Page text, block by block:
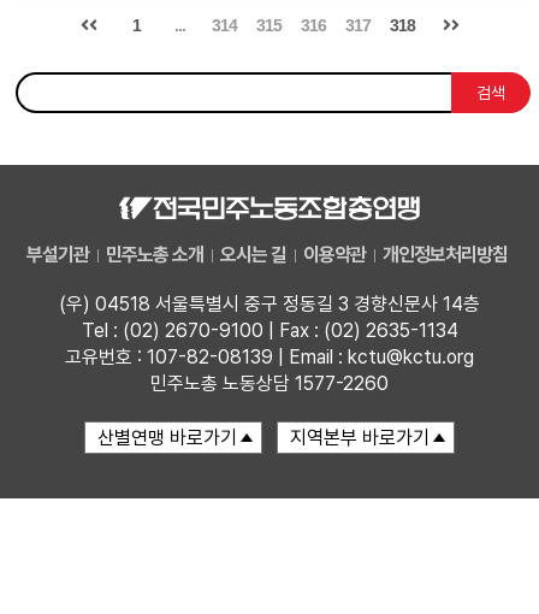
1 ... 314 315 316 317 318
검색
부설기관 민주노총 소개 오시는 길 이용약관 개인정보처리방침
(우) 04518 서울특별시 중구 정동길 3 경향신문사 14층
Tel : (02) 2670-9100 | Fax : (02) 2635-1134
고유번호 : 107-82-08139 | Email : kctu@kctu.org
민주노총 노동상담 1577-2260
부설기관